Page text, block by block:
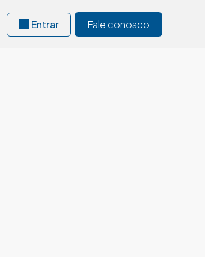
Fale conosco
Entrar